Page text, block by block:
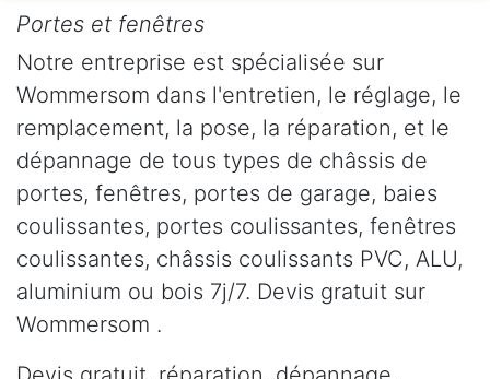
Portes et fenêtres
Notre entreprise est spécialisée sur
Wommersom dans l'entretien, le réglage, le
remplacement, la pose, la réparation, et le
dépannage de tous types de châssis de
portes, fenêtres, portes de garage, baies
coulissantes, portes coulissantes, fenêtres
coulissantes, châssis coulissants PVC, ALU,
aluminium ou bois 7j/7. Devis gratuit sur
Wommersom .